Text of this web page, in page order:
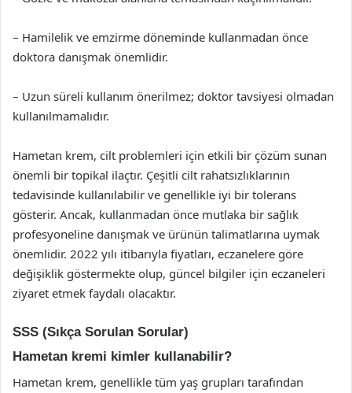
– Hamilelik ve emzirme döneminde kullanmadan önce
doktora danışmak önemlidir.
– Uzun süreli kullanım önerilmez; doktor tavsiyesi olmadan
kullanılmamalıdır.
Hametan krem, cilt problemleri için etkili bir çözüm sunan
önemli bir topikal ilaçtır. Çeşitli cilt rahatsızlıklarının
tedavisinde kullanılabilir ve genellikle iyi bir tolerans
gösterir. Ancak, kullanmadan önce mutlaka bir sağlık
profesyoneline danışmak ve ürünün talimatlarına uymak
önemlidir. 2022 yılı itibarıyla fiyatları, eczanelere göre
değişiklik göstermekte olup, güncel bilgiler için eczaneleri
ziyaret etmek faydalı olacaktır.
SSS (Sıkça Sorulan Sorular)
Hametan kremi kimler kullanabilir?
Hametan krem, genellikle tüm yaş grupları tarafından